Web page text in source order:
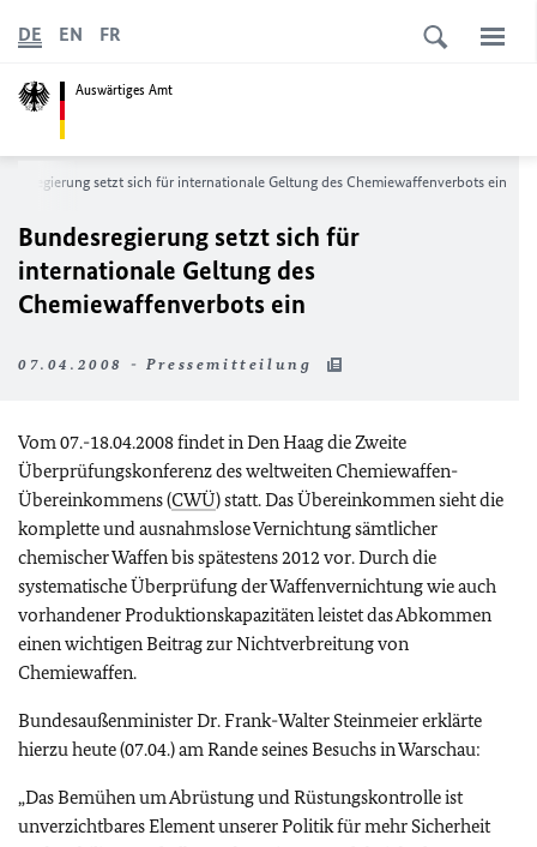
Auswärtiges Amt
DE EN FR
setzt sich für internationale Geltung des Chemiewaffenverbots ein
Bundesregierung setzt sich für
internationale Geltung des
Chemiewaffenverbots ein
07.04.2008 - Pressemitteilung
Vom 07.-18.04.2008 findet in Den Haag die Zweite
Überprüfungskonferenz des weltweiten Chemiewaffen-
Übereinkommens (CWÜ) statt. Das Übereinkommen sieht die
komplette und ausnahmslose Vernichtung sämtlicher
chemischer Waffen bis spätestens 2012 vor. Durch die
systematische Überprüfung der Waffenvernichtung wie auch
vorhandener Produktionskapazitäten leistet das Abkommen
einen wichtigen Beitrag zur Nichtverbreitung von
Chemiewaffen.
Bundesaußenminister Dr. Frank-Walter Steinmeier erklärte
hierzu heute (07.04.) am Rande seines Besuchs in Warschau:
„Das Bemühen um Abrüstung und Rüstungskontrolle ist
unverzichtbares Element unserer Politik für mehr Sicherheit